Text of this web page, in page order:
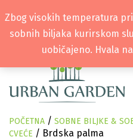
POČETNA / SOBNE BILJKE &
CVEĆE / Brdska palma
Zbog visokih temperatura
sobnih biljaka kurirskom
uobičajeno. Hvala